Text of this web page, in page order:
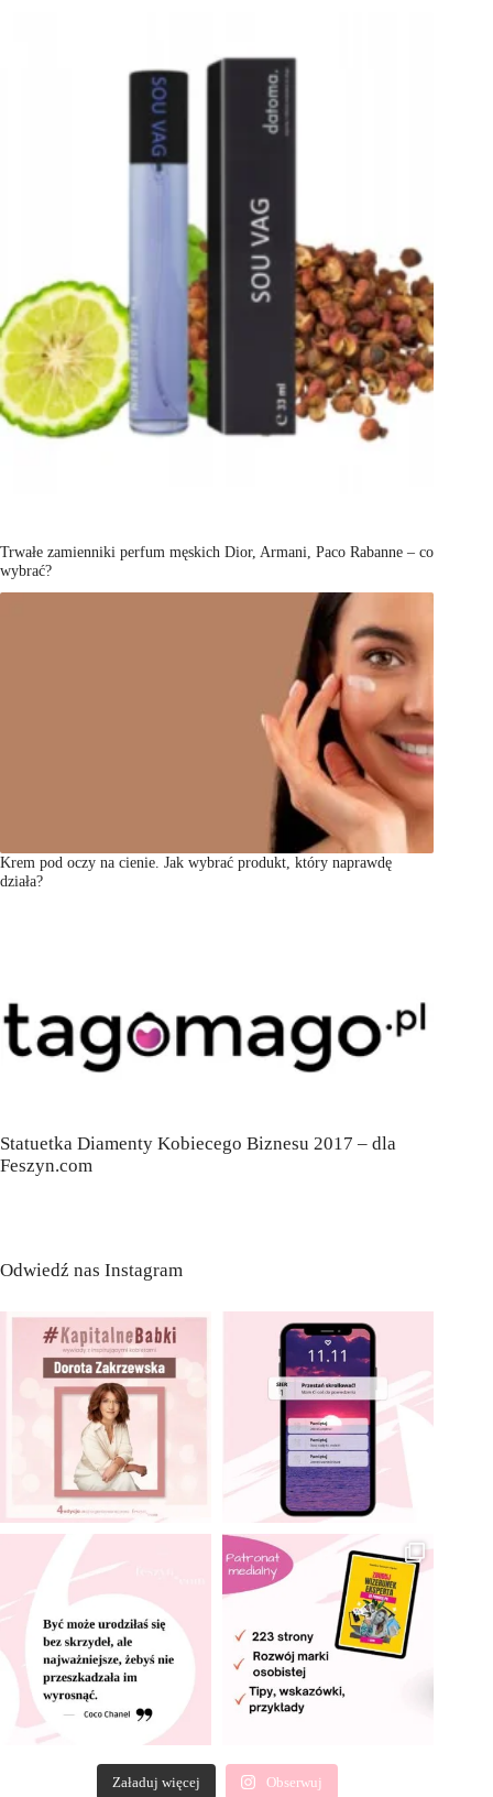
Trwałe zamienniki perfum męskich Dior, Armani, Paco Rabanne – co
wybrać?
Krem pod oczy na cienie. Jak wybrać produkt, który naprawdę
działa?
Statuetka Diamenty Kobiecego Biznesu 2017 – dla
Feszyn.com
Odwiedź nas Instagram
Załaduj więcej Obserwuj